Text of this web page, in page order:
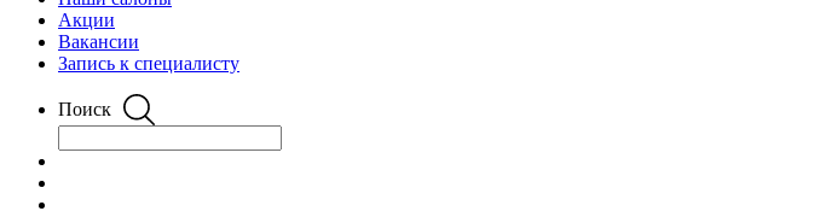
Акции
Вакансии
Запись к специалисту
Поиск